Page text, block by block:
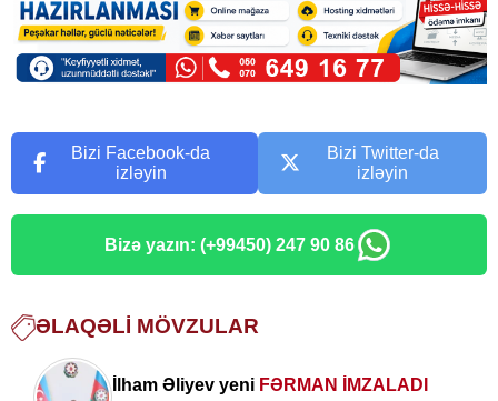
Bizi Facebook-da
izləyin
Bizi Twitter-da
izləyin
Bizə yazın: (+99450) 247 90 86
ƏLAQƏLI MÖVZULAR
İlham Əliyev yeni FƏRMAN İMZALADI